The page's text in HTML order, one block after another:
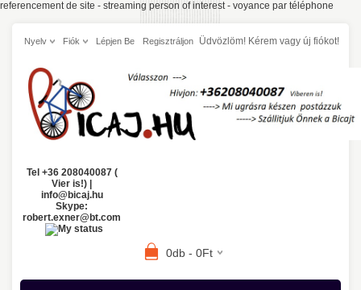
referencement de site - streaming person of interest- voyance par téléphone
Nyelv Fiók Üdvözlöm! Kérem
Lépjen Be vagy
Regisztráljon új fiókot!
Tel +36 208040087 (
Vier is!) |
info@bicaj.hu
Skype:
robert.exner@bt.com
0db - 0Ft